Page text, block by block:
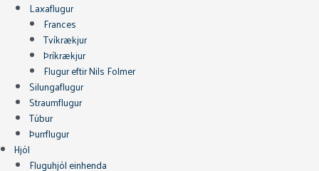
Laxaflugur
Frances
Tvíkrækjur
Þríkrækjur
Flugur eftir Nils Folmer
Silungaflugur
Straumflugur
Túbur
Þurrflugur
Hjól
Fluguhjól einhenda